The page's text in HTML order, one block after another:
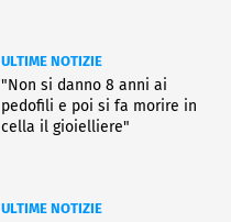
ULTIME NOTIZIE
"Non si danno 8 anni ai
pedofili e poi si fa morire in
cella il gioielliere"
ULTIME NOTIZIE